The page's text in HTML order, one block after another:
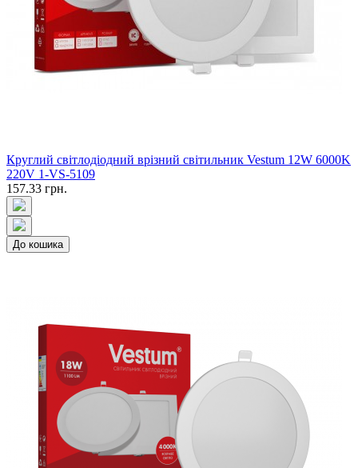
Круглий світлодіодний врізний світильник Vestum 12W 6000K
220V 1-VS-5109
157.33 грн.
До кошика